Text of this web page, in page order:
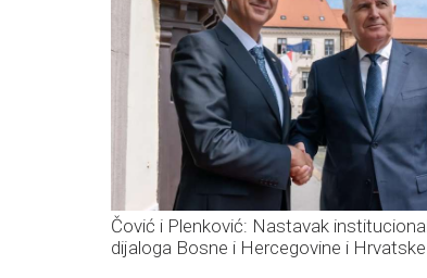
Čović i Plenković: Nastavak
dijaloga Bosne i Hercegovine i Hrvatske